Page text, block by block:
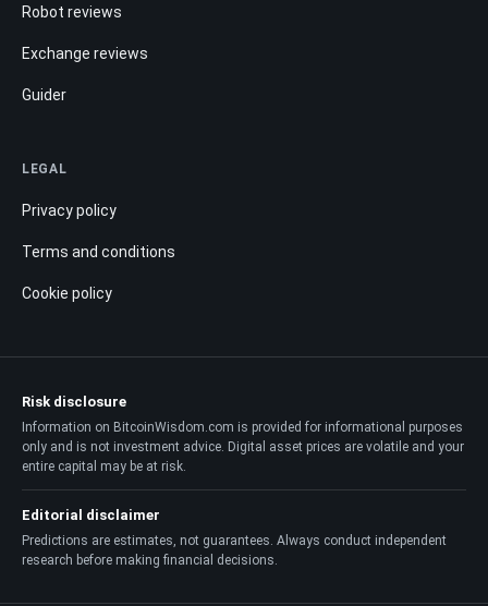
Robot reviews
Exchange reviews
Guider
LEGAL
Privacy policy
Terms and conditions
Cookie policy
Risk disclosure
Information on BitcoinWisdom.com is provided for informational purposes
only and is not investment advice. Digital asset prices are volatile and your
entire capital may be at risk.
Editorial disclaimer
Predictions are estimates, not guarantees. Always conduct independent
research before making financial decisions.